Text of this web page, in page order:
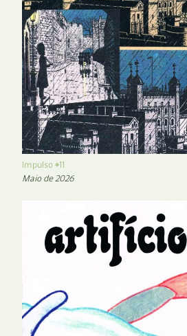
Impulso #11
Maio de 2026